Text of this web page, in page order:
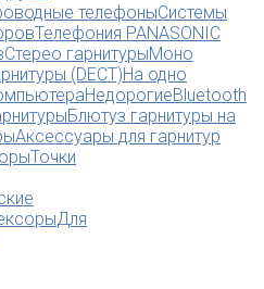
телефоныСистемы
Телефония PANASONIC
Стерео гарнитурыМоно
(DECT)На одно
НедорогиеBluetooth
Блютуз гарнитуры на
Аксессуары для гарнитур
Точки
Для